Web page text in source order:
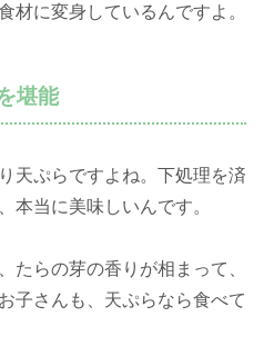
材に変身しているんですよ。
堪能
天ぷらですよね。下処理を済
本当に美味しいんです。
たらの芽の香りが相まって、
子さんも、天ぷらなら食べて